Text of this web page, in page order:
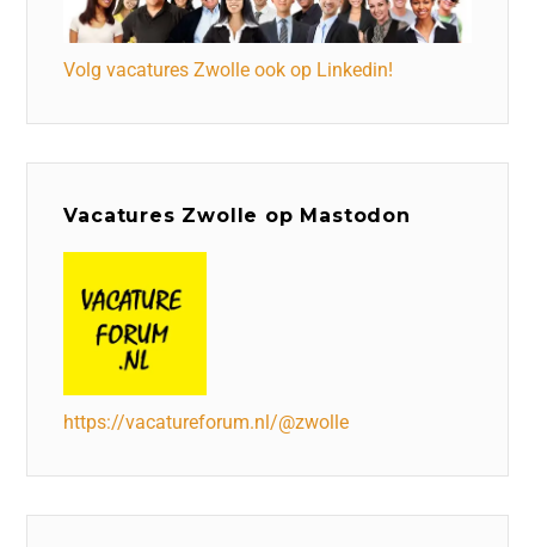
Volg vacatures Zwolle ook op Linkedin!
Vacatures Zwolle op Mastodon
https://vacatureforum.nl/@zwolle